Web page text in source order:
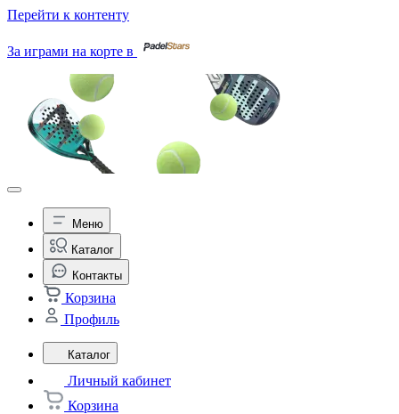
Перейти к контенту
За играми на корте в
Меню
Каталог
Контакты
Корзина
Профиль
Каталог
Личный кабинет
Корзина